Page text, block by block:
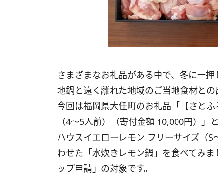
さまざまなお礼品がある中で、冬に一
地鍋と遠く離れた地域のご当地食材との
今回は福岡県大任町のお礼品「【さと
（4～5人前）（寄付金額 10,000円）
ハウスイエローレモン フリーサイズ（
わせた「水炊きレモン鍋」を食べてみ
ップ申請」の対象です。